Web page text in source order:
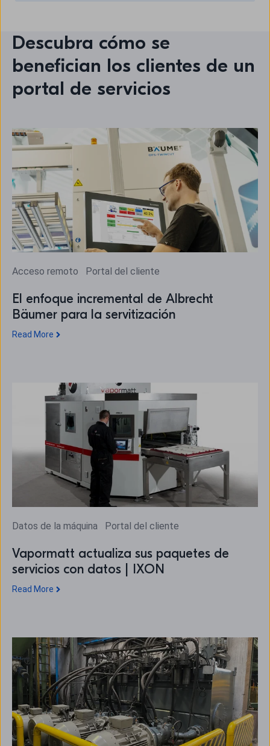
Descubra cómo se
benefician los clientes de un
portal de servicios
Acceso remoto Portal del cliente
El enfoque incremental de Albrecht
Bäumer para la servitización
Read More
Datos de la máquina Portal del cliente
Vapormatt actualiza sus paquetes de
servicios con datos | IXON
Read More